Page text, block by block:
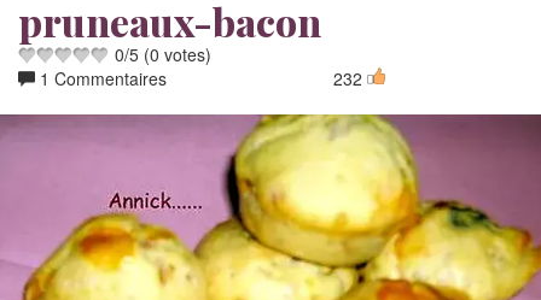
pruneaux-bacon
0/5 (0 votes)
1 Commentaires
232